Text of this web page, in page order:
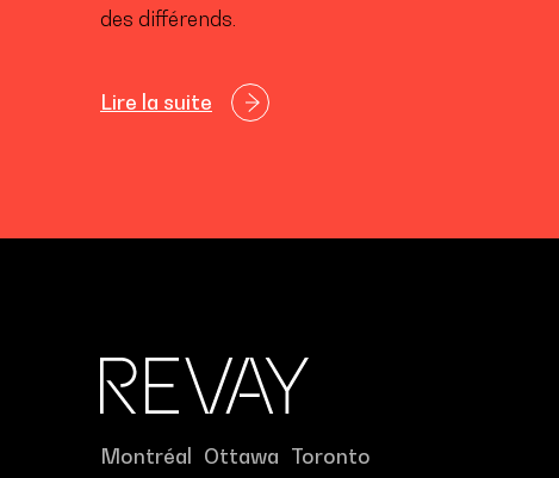
des différends.
Lire la suite
Montréal Ottawa Toronto